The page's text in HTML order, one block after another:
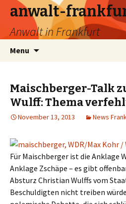
anwalt-
Anwalt in Frankfurt
Menu
Maischberger-Talk
Wulff: Thema
November 13, 2013 News
Für Maischberger ist die Anklage
Anklage Zschäpe – es gibt
Absturz Christian Wulffs vom
Beschuldigten nicht treiben